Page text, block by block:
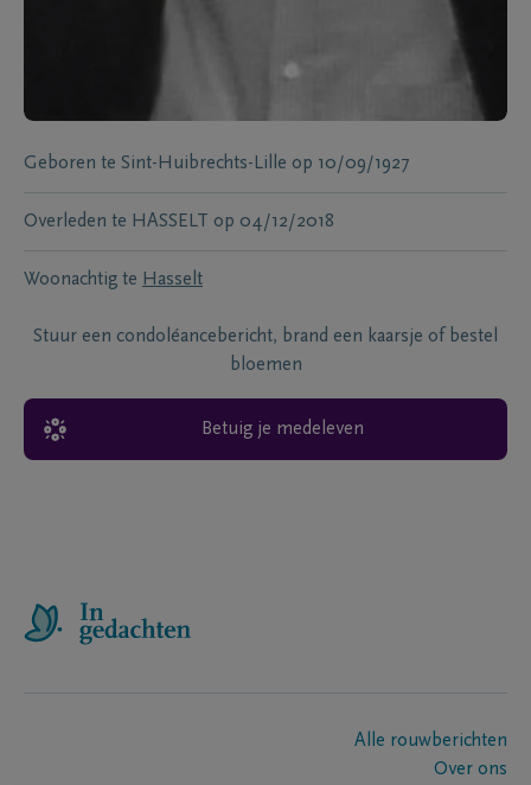
Geboren te Sint-Huibrechts-Lille op 10/09/1927
Overleden te HASSELT op 04/12/2018
Woonachtig te Hasselt
Stuur een condoléancebericht, brand een kaarsje of bestel
bloemen
Betuig je medeleven
Alle rouwberichten
Over ons